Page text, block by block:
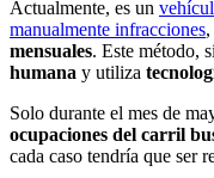
Actualmente, es un
manualmente infracciones
mensuales. Este método,
humana y utiliza
Solo durante el mes de
ocupaciones del carril
cada caso tendría que ser